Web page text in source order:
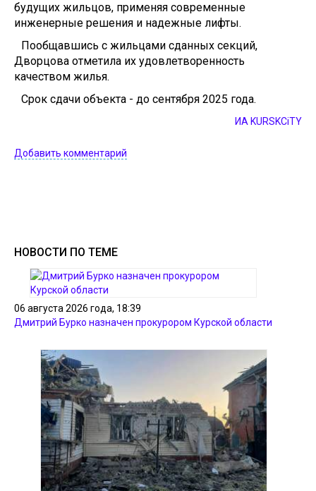
будущих жильцов, применяя современные
инженерные решения и надежные лифты.
Пообщавшись с жильцами сданных секций,
Дворцова отметила их удовлетворенность
качеством жилья.
Срок сдачи объекта - до сентября 2025 года.
ИА KURSKCiTY
Добавить комментарий
НОВОСТИ ПО ТЕМЕ
06 августа 2026 года, 18:39
Дмитрий Бурко назначен прокурором Курской области